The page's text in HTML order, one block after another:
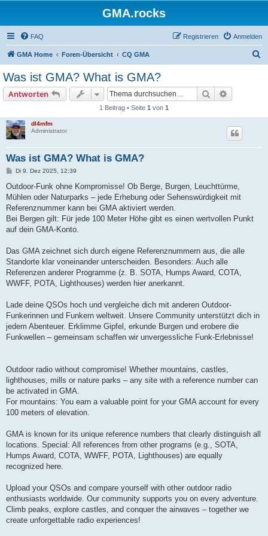
GMA.rocks
FAQ Anmelden
Registrieren
GMA Home Foren-Übersicht CQ GMA
Was ist GMA? What is GMA?
Antworten Suche
1 Beitrag • Seite 1 von 1
dl4mfm
Administrator
Was ist GMA? What is GMA?
B
i
r
a
Di 9. Dez 2025, 12:39
Outdoor-Funk ohne Kompromisse! Ob Berge, Burgen, Leuchttürme,
Mühlen oder Naturparks – jede Erhebung oder Sehenswürdigkeit mit
Referenznummer kann bei GMA aktiviert werden.
Bei Bergen gilt: Für jede 100 Meter Höhe gibt es einen wertvollen Punkt
auf dein GMA-Konto.
Das GMA zeichnet sich durch eigene Referenznummern aus, die alle
Standorte klar voneinander unterscheiden. Besonders: Auch alle
Referenzen anderer Programme (z. B. SOTA, Humps Award, COTA,
WWFF, POTA, Lighthouses) werden hier anerkannt.
Lade deine QSOs hoch und vergleiche dich mit anderen Outdoor-
Funkerinnen und Funkern weltweit. Unsere Community unterstützt dich in
jedem Abenteuer. Erklimme Gipfel, erkunde Burgen und erobere die
Funkwellen – gemeinsam schaffen wir unvergessliche Funk-Erlebnisse!
Outdoor radio without compromise! Whether mountains, castles,
lighthouses, mills or nature parks – any site with a reference number can
be activated in GMA.
For mountains: You earn a valuable point for your GMA account for every
100 meters of elevation.
GMA is known for its unique reference numbers that clearly distinguish all
locations. Special: All references from other programs (e.g., SOTA,
Humps Award, COTA, WWFF, POTA, Lighthouses) are equally
recognized here.
Upload your QSOs and compare yourself with other outdoor radio
enthusiasts worldwide. Our community supports you on every adventure.
Climb peaks, explore castles, and conquer the airwaves – together we
create unforgettable radio experiences!